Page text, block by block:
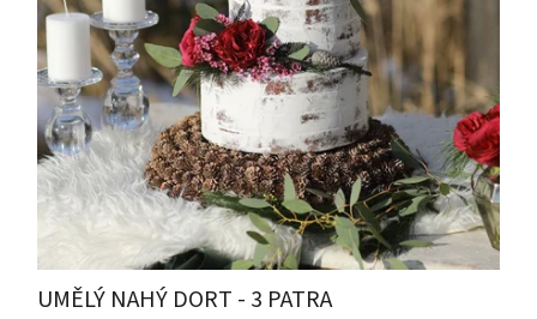
UMĚLÝ NAHÝ DORT - 3 PATRA